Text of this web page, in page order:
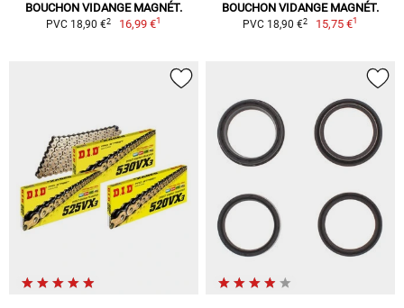
BOUCHON VIDANGE MAGNÉT.
PVC 18,90 €2 16,99 €1
BOUCHON VIDANGE MAGNÉT.
PVC 18,90 €2 15,75 €1